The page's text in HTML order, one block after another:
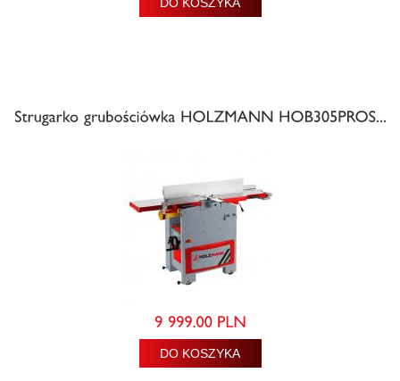
DO KOSZYKA